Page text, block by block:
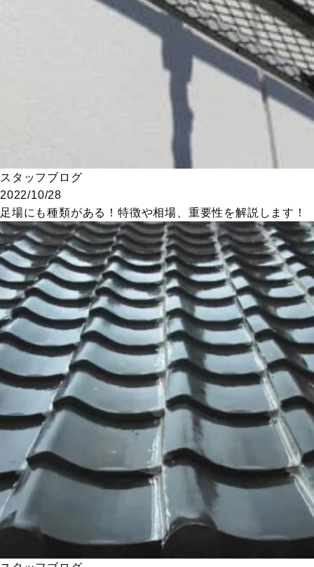
スタッフブログ
2022/10/28
足場にも種類がある！特徴や相場、重要性を解説します！